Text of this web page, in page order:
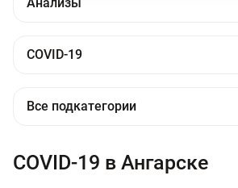
COVID-19 в Ангарске